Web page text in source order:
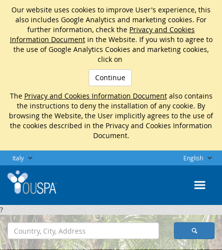
Our website uses cookies to improve User's experience, this
also includes Google Analytics and marketing cookies. For
further information, check the Privacy and Cookies
Information Documentin the Website. If you wish to agree to
the use of Google Analytics Cookies and marketing cookies,
click on
Continue
The Privacy and Cookies Information Documentalso contains
the instructions to deny the installation of any cookie. By
browsing the Website, the User implicitly agrees to the use of
the cookies described in the Privacy and Cookies Information
Document.
Italy English
?